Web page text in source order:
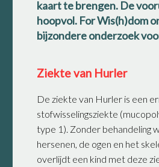
kaart te brengen. De
hoopvol. For Wis(h)dom
bijzondere onderzoek
Ziekte van Hurler
De ziekte van Hurler is een
stofwisselingsziekte
type 1). Zonder behandeling
hersenen, de ogen en het
overlijdt een kind met deze